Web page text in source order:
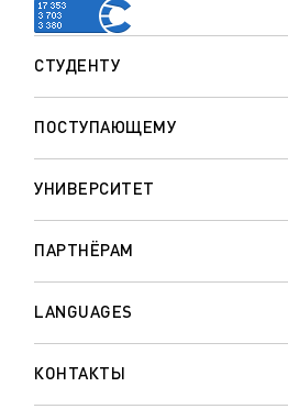
СТУДЕНТУ
ПОСТУПАЮЩЕМУ
УНИВЕРСИТЕТ
ПАРТНЁРАМ
LANGUAGES
КОНТАКТЫ